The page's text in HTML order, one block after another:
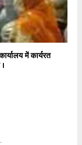
में कार्यरत